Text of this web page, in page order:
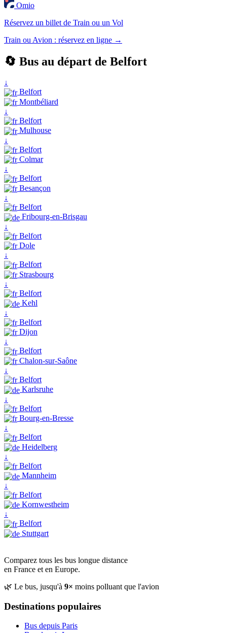
Omio
Réservez un billet de Train ou un Vol
Train ou Avion : réservez en ligne →
🔄 Bus au départ de Belfort
↓
Belfort
Montbéliard
↓
Belfort
Mulhouse
↓
Belfort
Colmar
↓
Belfort
Besançon
↓
Belfort
Fribourg-en-Brisgau
↓
Belfort
Dole
↓
Belfort
Strasbourg
↓
Belfort
Kehl
↓
Belfort
Dijon
↓
Belfort
Chalon-sur-Saône
↓
Belfort
Karlsruhe
↓
Belfort
Bourg-en-Bresse
↓
Belfort
Heidelberg
↓
Belfort
Mannheim
↓
Belfort
Kornwestheim
↓
Belfort
Stuttgart
Comparez tous les bus longue distance
en France et en Europe.
🌿 Le bus, jusqu'à 9× moins polluant que l'avion
Destinations populaires
Bus depuis Paris